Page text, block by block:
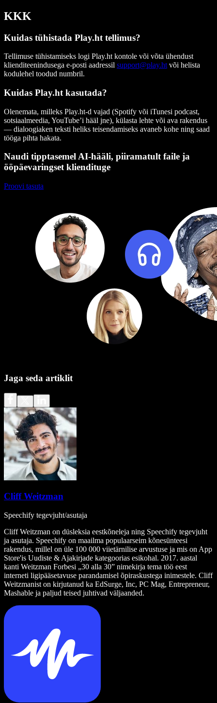
KKK
Kuidas tühistada Play.ht tellimus?
Tellimuse tühistamiseks logi Play.ht kontole või võta ühendust
klienditeenindusega e-posti aadressil support@play.ht või helista
kodulehel toodud numbril.
Kuidas Play.ht kasutada?
Olenemata, milleks Play.ht-d vajad (Spotify või iTunesi podcast,
sotsiaalmeedia, YouTube’i hääl jne), külasta lehte või ava rakendus
— dialoogiaken teksti heliks teisendamiseks avaneb kohe ning saad
tööga pihta hakata.
Naudi tipptasemel AI-hääli, piiramatult faile ja
ööpäevaringset kliendituge
Proovi tasuta
Jaga seda artiklit
Cliff Weitzman
Speechify tegevjuht/asutaja
Cliff Weitzman on düsleksia eestkõneleja ning Speechify tegevjuht
ja asutaja. Speechify on maailma populaarseim kõnesünteesi
rakendus, millel on üle 100 000 viietärnilise arvustuse ja mis on App
Store'is Uudiste & Ajakirjade kategoorias esikohal. 2017. aastal
kanti Weitzman Forbesi „30 alla 30” nimekirja tema töö eest
interneti ligipääsetavuse parandamisel õpiraskustega inimestele. Cliff
Weitzmanist on kirjutanud ka EdSurge, Inc, PC Mag, Entrepreneur,
Mashable ja paljud teised juhtivad väljaanded.